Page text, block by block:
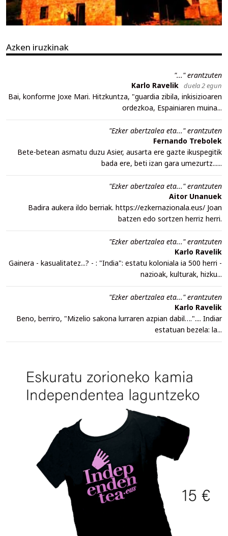
Azken iruzkinak
"..." erantzuten
Karlo Ravelik duela 2 egun
Bai, konforme Joxe Mari. Hitzkuntza, "guardia zibila, inkisizioaren
ordezkoa, Espainiaren muina...
"Ezker abertzalea eta..." erantzuten
Fernando Trebolek
Bete-betean asmatu duzu Asier, ausarta ere gazte ikuspegitik
bada ere, beti izan gara umezurtz......
"Ezker abertzalea eta..." erantzuten
Aitor Unanuek
Badira aukera ildo berriak. https://ezkernazionala.eus/ Joan
batzen edo sortzen herriz herri.
"Ezker abertzalea eta..." erantzuten
Karlo Ravelik
Gainera - kasualitatez...? - : "India": estatu koloniala ia 500 herri -
nazioak, kulturak, hizku...
"Ezker abertzalea eta..." erantzuten
Karlo Ravelik
Beno, berriro, "Mizelio sakona lurraren azpian dabil….".... Indiar
estatuan bezela: la...